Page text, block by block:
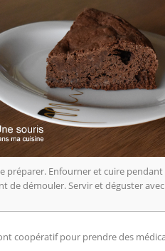
préparer. Enfourner et cuire
de démouler. Servir et déguster
coopératif pour prendre des